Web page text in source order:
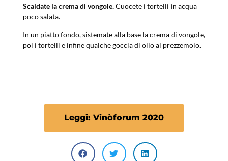
Scaldate la crema di vongole.Cuocete i tortelli in acqua
poco salata.
In un piatto fondo, sistemate alla base la crema di vongole,
poi i tortelli e infine qualche goccia di olio al prezzemolo.
Leggi: Vinòforum 2020